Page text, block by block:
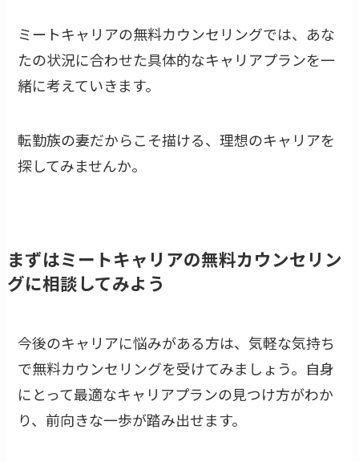
ミートキャリアの無料カウンセリングでは、あな
たの状況に合わせた具体的なキャリアプランを一
緒に考えていきます。
転勤族の妻だからこそ描ける、理想のキャリアを
探してみませんか。
まずはミートキャリアの無料カウンセリン
グに相談してみよう
今後のキャリアに悩みがある方は、気軽な気持ち
で無料カウンセリングを受けてみましょう。自身
にとって最適なキャリアプランの見つけ方がわか
り、前向きな一歩が踏み出せます。